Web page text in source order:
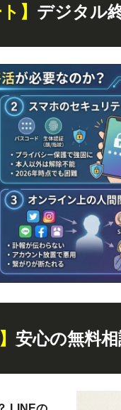
】 デジタル
安心の無料